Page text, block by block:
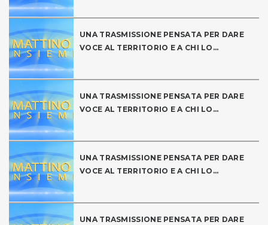
UNA TRASMISSIONE PENSATA PER DARE
VOCE AL TERRITORIO E A CHI LO...
UNA TRASMISSIONE PENSATA PER DARE
VOCE AL TERRITORIO E A CHI LO...
UNA TRASMISSIONE PENSATA PER DARE
VOCE AL TERRITORIO E A CHI LO...
UNA TRASMISSIONE PENSATA PER DARE